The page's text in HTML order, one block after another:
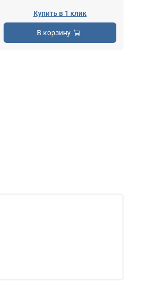
Купить в 1 клик
В корзину